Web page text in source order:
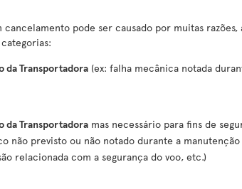
cancelamento pode ser causado por muitas razões,
da Transportadora (ex: falha mecânica notada
da Transportadora mas necessário para fins de
não previsto ou não notado durante a
relacionada com a segurança do voo, etc.)